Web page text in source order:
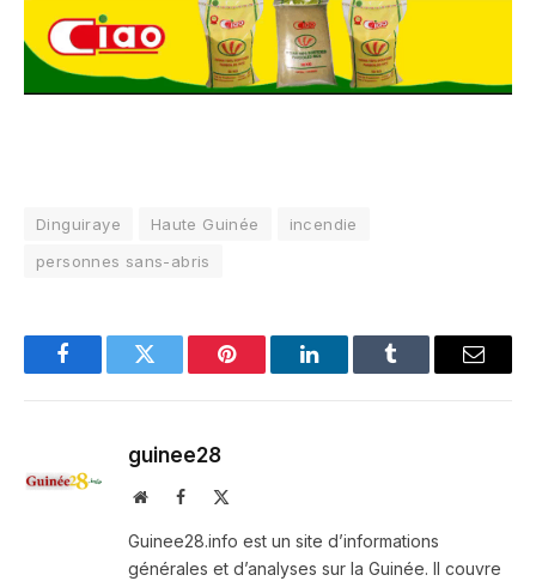
Dinguiraye Haute Guinée
incendie
personnes sans-abris
FacebookTwitter Pinterest LinkedInTumblr Email
guinee28
WebsiteFacebook
Guinee28.info est un site d’informations
générales et d’analyses sur la Guinée. Il couvre